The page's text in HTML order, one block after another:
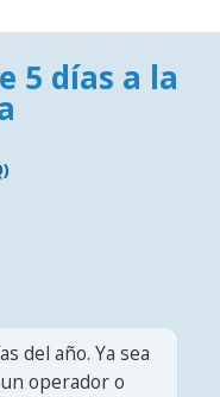
5 días a la
del año. Ya sea
operador o